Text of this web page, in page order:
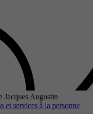
Jacques Augustin
et services à la personne